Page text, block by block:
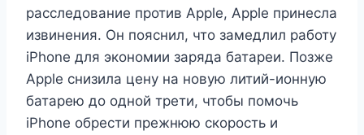
расследование против Apple, Apple принесла
извинения. Он пояснил, что замедлил работу
iPhone для экономии заряда батареи. Позже
Apple снизила цену на новую литий-ионную
батарею до одной трети, чтобы помочь
iPhone обрести прежнюю скорость и